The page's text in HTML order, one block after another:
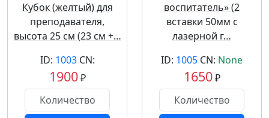
Кубок (желтый) для
преподавателя,
высота 25 см (23 см +…
ID: 1003CN:
1900₽
воспитатель» (2
вставки 50мм с
лазерной г…
ID: 1005 CN: None
1650₽